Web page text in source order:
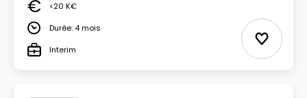
Salaire<20 K€
DuréeDurée: 4 mois
TypeInterim Ajouter